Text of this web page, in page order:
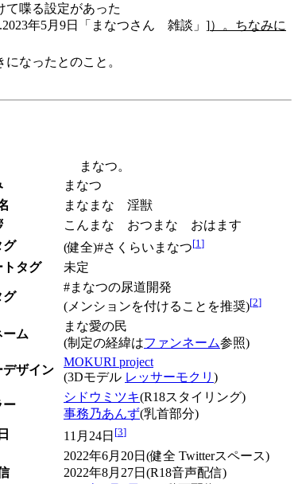
て喋る設定があった
年5月9日「まなつさん 雑談」]）。ちなみに
なったとのこと。
まなつ。
まなつ
まなまな 淫獣
こんまな おつまな おはます
グ
(健全)#さくらいまなつ[1 ]
トタグ 未定
グ
#まなつの尿道開発
(メンションを付けることを推奨)[2]
ーム
まな愛の民
(制定の経緯はファンネーム参照)
デザイン
MOKURI project
(3Dモデル レッサーモクリ )
ー
シドウミツキ(R18スタイリング)
事務乃あんず(乳首部分)
11月24日 [3]
2022年6月20日(健全 Twitterスペース)
2022年8月27日(R18音声配信)